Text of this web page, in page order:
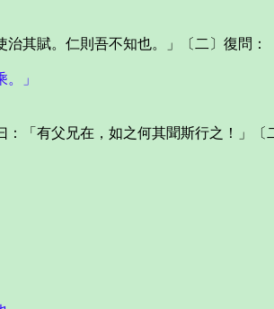
賦。仁則吾不知也。」〔二〕復問：
」
有父兄在，如之何其聞斯行之！」〔